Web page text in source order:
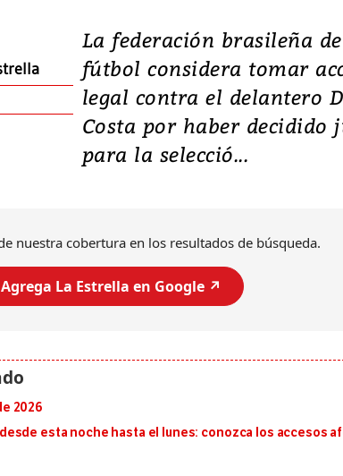
La federación brasileña de
fútbol considera tomar
legal contra el delantero
Costa por haber decidido
para la selecció...
nuestra cobertura en los resultados de búsqueda.
Agrega La Estrella en Google ↗️
2026
esta noche hasta el lunes: conozca los accesos
Video: Lula lanza
candidatura con
promesas de
en defensa,
tierras raras
Entre recuerdos y escuetas
candidatura...